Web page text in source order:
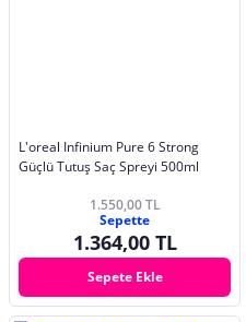
L'oreal Infinium Pure 6 Strong
Güçlü Tutuş Saç Spreyi 500ml
1.550,00 TL
Sepette
1.364,00 TL
Sepete Ekle